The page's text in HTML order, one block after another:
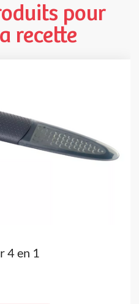
pour
recette
4 en 1